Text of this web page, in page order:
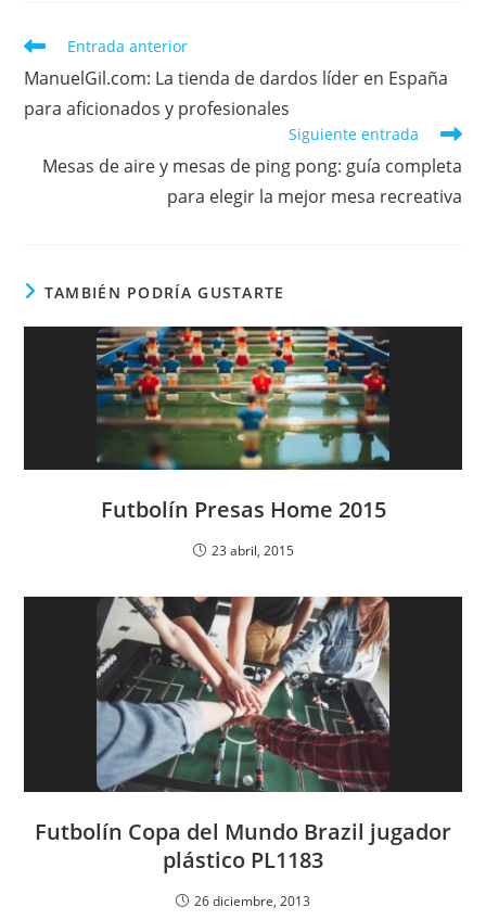
Leer
artículos
Entrada anterior
ManuelGil.com: La tienda de dardos líder en España
para aficionados y profesionales
Siguiente entrada
Mesas de aire y mesas de ping pong: guía completa
para elegir la mejor mesa recreativa
TAMBIÉN PODRÍA GUSTARTE
Futbolín Presas Home 2015
23 abril, 2015
Futbolín Copa del Mundo Brazil jugador
plástico PL1183
26 diciembre, 2013